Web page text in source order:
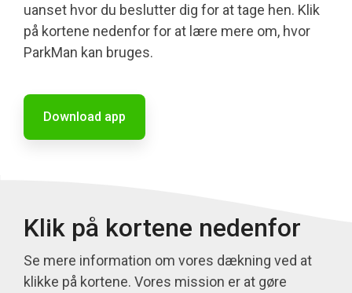
uanset hvor du beslutter dig for at tage hen. Klik
på kortene nedenfor for at lære mere om, hvor
ParkMan kan bruges.
Download app
Klik på kortene nedenfor
Se mere information om vores dækning ved at
klikke på kortene. Vores mission er at gøre